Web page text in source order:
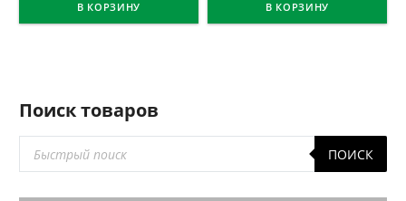
В КОРЗИНУ В КОРЗИНУ
Поиск товаров
товаров
ПОИСК